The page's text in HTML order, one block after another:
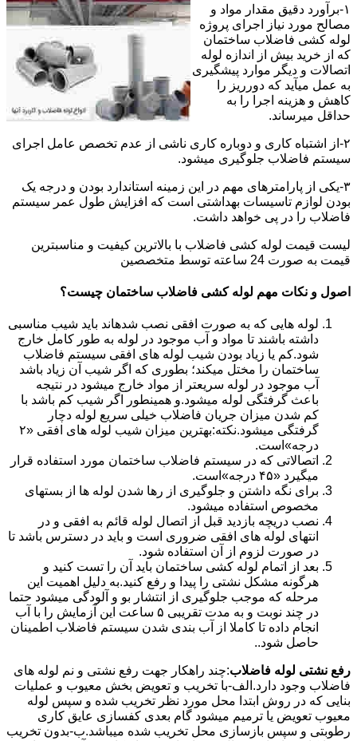
۱-برآورد دقیق مقدار مواد و
مصالح مورد نیاز اجرای پروژه
لوله کشی فاضلاب ساختمان
که از خرید بیش از اندازه لوله
اتصالات و دیگر موارد پیشگیری
به عمل میآید که دورریز را
کاهش و هزینه اجرا را به
حداقل میرساند.
۲-از اشتباه کاری و دوباره کاری ناشی از عدم تخصص عامل اجرای
سیستم فاضلاب جلوگیری میشود.
۳-یکی از پارامترهای مهم در این زمینه استاندارد بودن و درجه یک
بودن لوازم تاسیسات بهداشتی است که افزایش طول عمر سیستم
فاضلاب را در پی خواهد داشت.
لیست قیمت لوله کشی فاضلاب با بالاترین کیفیت و مناسبترین
قیمت به صورت 24 ساعته توسط متخصصین
اصول و نکات مهم لوله کشی فاضلاب ساختمان چیست؟
لوله هایی که به صورت افقی نصب شدهاند باید شیب مناسبی
داشته باشند تا مواد و آب موجود در لوله به طور کامل خارج
شود.کم یا زیاد بودن شیب لوله های افقی سیستم فاضلاب
ساختمان را مختل میکند؛ بطوری که اگر شیب آن زیاد باشد
آب موجود در لوله سریعتر از مواد خارج میشود در نتیجه
باعث گرفتگی لوله میشود.و همینطور اگر شیب کم باشد با
کم شدن میزان جریان فاضلاب خیلی سریع لوله دچار
گرفتگی میشود.نکته:بهترین میزان شیب لوله های افقی «۲
درجه»است.
اتصالاتی که در سیستم فاضلاب ساختمان مورد استفاده قرار
میگیرد «۴۵ درجه»است.
برای نگه داشتن و جلوگیری از رها شدن لوله ها از بستهای
مخصوص استفاده میشود.
نصب دریچه بازدید قبل از اتصال لوله قائم به افقی و در
انتهای لوله های افقی ضروری است و باید در دسترس باشد تا
در صورت لزوم از آن استفاده شود.
بعد از اتمام لوله کشی ساختمان باید آن را تست کنید و
هرگونه مشکل نشتی را پیدا و رفع کنید.به دلیل اهمیت این
مرحله که موجب جلوگیری از انتشار بو و آلودگی میشود حتما
در چند نوبت و به مدت تقریبی ۵ ساعت این آزمایش را با آب
انجام داده تا کاملا از آب بندی شدن سیستم فاضلاب اطمینان
حاصل شود..
رفع نشتی لوله فاضلاب:چند راهکار جهت رفع نشتی و نم لوله های
فاضلاب وجود دارد.الف-با تخریب و تعویض بخش معیوب و عملیات
بنایی که در روش ابتدا محل مورد نظر تخریب شده و سپس لوله
معیوب تعویض یا ترمیم میشود گام بعدی کفسازی عایق کاری
رطوبتی و سپس بازسازی محل تخریب شده میباشد.ب-بدون تخریب